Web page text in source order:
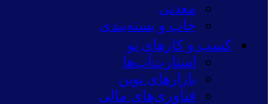
معدنی
چاپ و بسته‌بندی
کسب و کارهای نو
استارت‌آپ‌ها
بازارهای نوین
فناوری‌های مالی